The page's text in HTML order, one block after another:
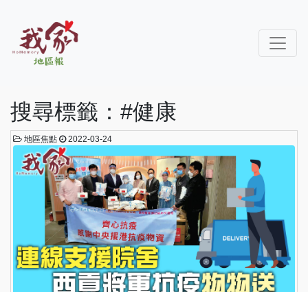
搜尋標籤：#健康
地區焦點 2022-03-24